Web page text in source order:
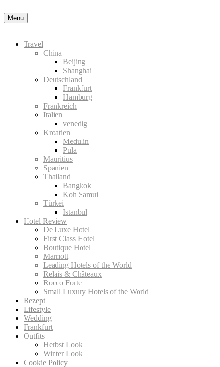
Menu
Travel
China
Beijing
Shanghai
Deutschland
Frankfurt
Hamburg
Frankreich
Italien
venedig
Kroatien
Medulin
Pula
Mauritius
Spanien
Thailand
Bangkok
Koh Samui
Türkei
Istanbul
Hotel Review
De Luxe Hotel
First Class Hotel
Boutique Hotel
Marriott
Leading Hotels of the World
Relais & Châteaux
Rocco Forte
Small Luxury Hotels of the World
Rezept
Lifestyle
Wedding
Frankfurt
Outfits
Herbst Look
Winter Look
Cookie Policy